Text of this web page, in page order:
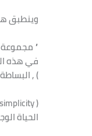
وينطبق
” مجموعة
) ,
الحياة